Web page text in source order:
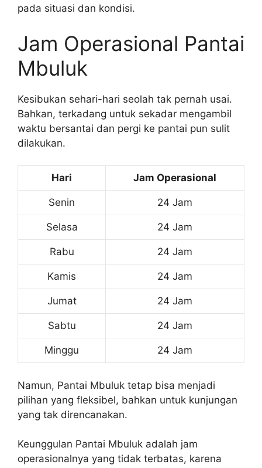
pada situasi dan kondisi.
Jam Operasional Pantai
Mbuluk
Kesibukan sehari-hari seolah tak pernah usai.
Bahkan, terkadang untuk sekadar mengambil
waktu bersantai dan pergi ke pantai pun sulit
dilakukan.
Hari Jam Operasional
Senin 24 Jam
Selasa 24 Jam
Rabu 24 Jam
Kamis 24 Jam
Jumat 24 Jam
Sabtu 24 Jam
Minggu 24 Jam
Namun, Pantai Mbuluk tetap bisa menjadi
pilihan yang fleksibel, bahkan untuk kunjungan
yang tak direncanakan.
Keunggulan Pantai Mbuluk adalah jam
operasionalnya yang tidak terbatas, karena